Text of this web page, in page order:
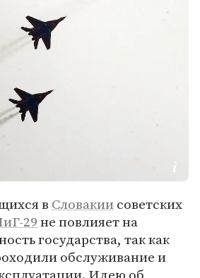
в Словакиисоветских
29не повлияет на
государства, так как
обслуживание и